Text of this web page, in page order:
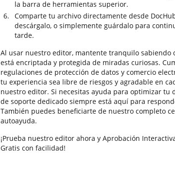
la barra de herramientas superior.
Comparte tu archivo directamente desde
descárgalo, o simplemente guárdalo para
tarde.
Al usar nuestro editor, mantente tranquilo sabiendo
está encriptada y protegida de miradas curiosas.
regulaciones de protección de datos y comercio
tu experiencia sea libre de riesgos y agradable en
nuestro editor. Si necesitas ayuda para optimizar tu
de soporte dedicado siempre está aquí para
También puedes beneficiarte de nuestro completo
autoayuda.
¡Prueba nuestro editor ahora y Aprobación
Gratis con facilidad!